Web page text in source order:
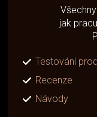
jak
Testování
Recenze
Návody